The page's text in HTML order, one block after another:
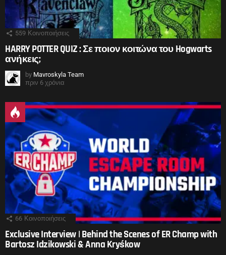
559 Κοινοποιήσεις
HARRY POTTER QUIZ : Σε ποιον κοιτώνα του Hogwarts
ανήκεις;
by Mavroskyla Team
πριν 6 χρόνια
66 Κοινοποιήσεις
Exclusive Interview | Behind the Scenes of ER Champ with
Bartosz Idzikowski & Anna Kryśkow